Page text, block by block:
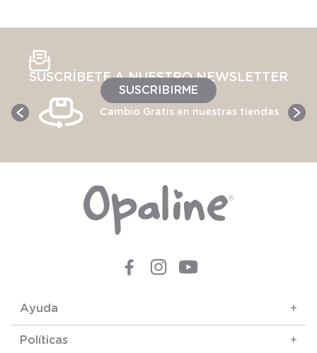
SUSCRÍBETE A NUESTRO NEWSLETTER
SUSCRIBIRME
Cambio Gratis en nuestras tiendas
Ayuda +
Políticas +